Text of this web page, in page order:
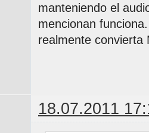
manteniendo el
mencionan
realmente convierta
18.07.2011